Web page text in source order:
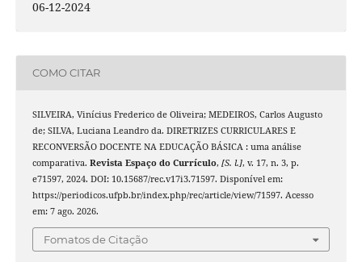
06-12-2024
COMO CITAR
SILVEIRA, Vinícius Frederico de Oliveira; MEDEIROS, Carlos Augusto
de; SILVA, Luciana Leandro da. DIRETRIZES CURRICULARES E
RECONVERSÃO DOCENTE NA EDUCAÇÃO BÁSICA : uma análise
comparativa. Revista Espaço do Currículo, [S. l.], v. 17, n. 3, p.
e71597, 2024. DOI: 10.15687/rec.v17i3.71597. Disponível em:
https://periodicos.ufpb.br/index.php/rec/article/view/71597. Acesso
em: 7 ago. 2026.
Fomatos de Citação